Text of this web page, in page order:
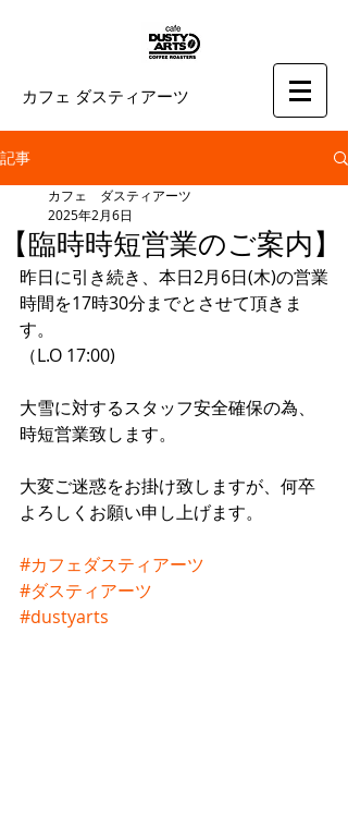
カフェ ダスティアーツ
記事
【臨時時短営業のご案内】
カフェ ダスティアーツ
2025年2月6日
昨日に引き続き、本日2月6日(木)の営業
時間を17時30分までとさせて頂きま
す。
（L.O 17:00)
大雪に対するスタッフ安全確保の為、
時短営業致します。
大変ご迷惑をお掛け致しますが、何卒
よろしくお願い申し上げます。
#カフェダスティアーツ
#ダスティアーツ
#dustyarts